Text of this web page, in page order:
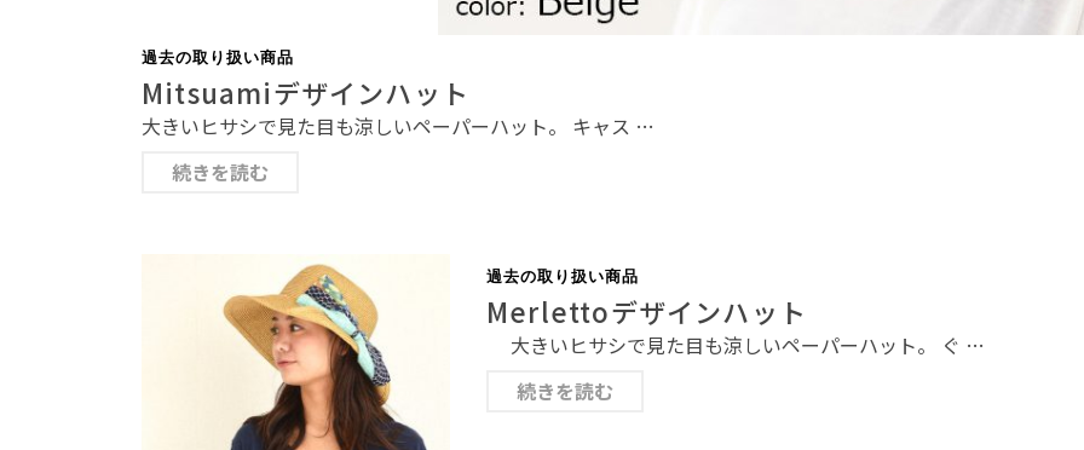
過去の取り扱い商品
Mitsuamiデザインハット
大きいヒサシで見た目も涼しいペーパーハット。 キャス …
続きを読む
過去の取り扱い商品
Merlettoデザインハット
大きいヒサシで見た目も涼しいペーパーハット。 ぐ …
続きを読む